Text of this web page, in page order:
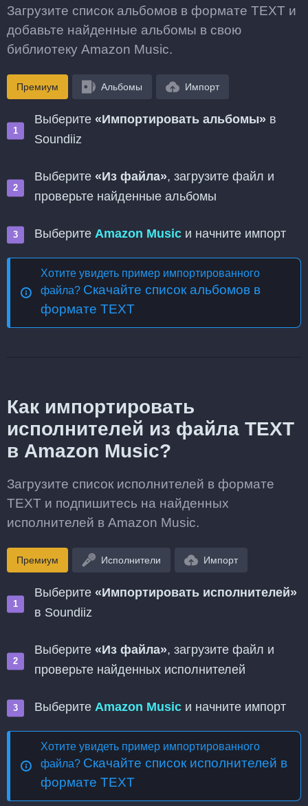
Загрузите список альбомов в формате TEXT и
добавьте найденные альбомы в свою
библиотеку Amazon Music.
Премиум Альбомы Импорт
Выберите «Импортировать альбомы» в
Soundiiz
Выберите «Из файла», загрузите файл и
проверьте найденные альбомы
Выберите Amazon Music и начните импорт
Хотите увидеть пример импортированного
файла? Скачайте список альбомов в
формате TEXT
Как импортировать
исполнителей из файла TEXT
в Amazon Music?
Загрузите список исполнителей в формате
TEXT и подпишитесь на найденных
исполнителей в Amazon Music.
Премиум Исполнители Импорт
Выберите «Импортировать исполнителей»
в Soundiiz
Выберите «Из файла», загрузите файл и
проверьте найденных исполнителей
Выберите Amazon Music и начните импорт
Хотите увидеть пример импортированного
файла? Скачайте список исполнителей в
формате TEXT